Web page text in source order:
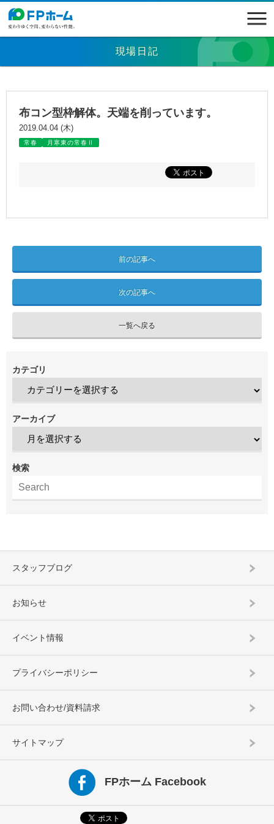
現場日記
布コン型枠解体。天端を削っています。
2019.04.04 (木)
常春 月寒東の常春Ⅱ
前の記事へ
次の記事へ
一覧へ戻る
カテゴリ
アーカイブ
検索
スタッフブログ
お知らせ
イベント情報
プライバシーポリシー
お問い合わせ/資料請求
サイトマップ
FPホーム Facebook